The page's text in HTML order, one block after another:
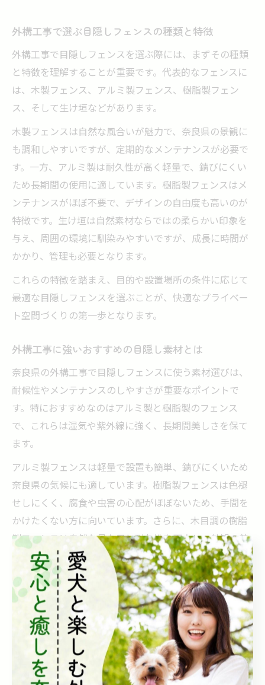
外構工事で選ぶ目隠しフェンスの種類と特徴
外構工事で目隠しフェンスを選ぶ際には、まずその種類
と特徴を理解することが重要です。代表的なフェンスに
は、木製フェンス、アルミ製フェンス、樹脂製フェン
ス、そして生け垣などがあります。
木製フェンスは自然な風合いが魅力で、奈良県の景観に
も調和しやすいですが、定期的なメンテナンスが必要で
す。一方、アルミ製は耐久性が高く軽量で、錆びにくい
ため長期間の使用に適しています。樹脂製フェンスはメ
ンテナンスがほぼ不要で、デザインの自由度も高いのが
特徴です。生け垣は自然素材ならではの柔らかい印象を
与え、周囲の環境に馴染みやすいですが、成長に時間が
かかり、管理も必要となります。
これらの特徴を踏まえ、目的や設置場所の条件に応じて
最適な目隠しフェンスを選ぶことが、快適なプライベー
ト空間づくりの第一歩となります。
外構工事に強いおすすめの目隠し素材とは
奈良県の外構工事で目隠しフェンスに使う素材選びは、
耐候性やメンテナンスのしやすさが重要なポイントで
す。特におすすめなのはアルミ製と樹脂製のフェンス
で、これらは湿気や紫外線に強く、長期間美しさを保て
ます。
アルミ製フェンスは軽量で設置も簡単、錆びにくいため
奈良県の気候にも適しています。樹脂製フェンスは色褪
せしにくく、腐食や虫害の心配がほぼないため、手間を
かけたくない方に向いています。さらに、木目調の樹脂
製フェンスは自然な見た目と耐久性を両立し、外観の美
しさも損ないません。
これらの素材は外構工事の専門業者が施工することで、
耐久性や機能性を最大限に引き出せるため、信頼できる
業者選びも成功の鍵となります。
外構工事で後悔しないフェンス選びのポイント
目隠しフェンス選びで後悔しないためには、設置目的や